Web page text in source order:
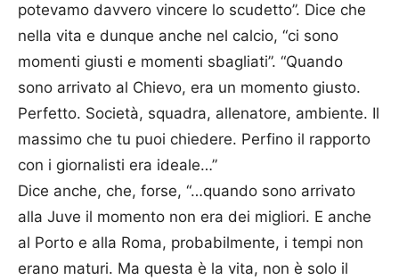
potevamo davvero vincere lo scudetto”. Dice che
nella vita e dunque anche nel calcio, “ci sono
momenti giusti e momenti sbagliati”. “Quando
sono arrivato al Chievo, era un momento giusto.
Perfetto. Società, squadra, allenatore, ambiente. Il
massimo che tu puoi chiedere. Perfino il rapporto
con i giornalisti era ideale…”
Dice anche, che, forse, “…quando sono arrivato
alla Juve il momento non era dei migliori. E anche
al Porto e alla Roma, probabilmente, i tempi non
erano maturi. Ma questa è la vita, non è solo il